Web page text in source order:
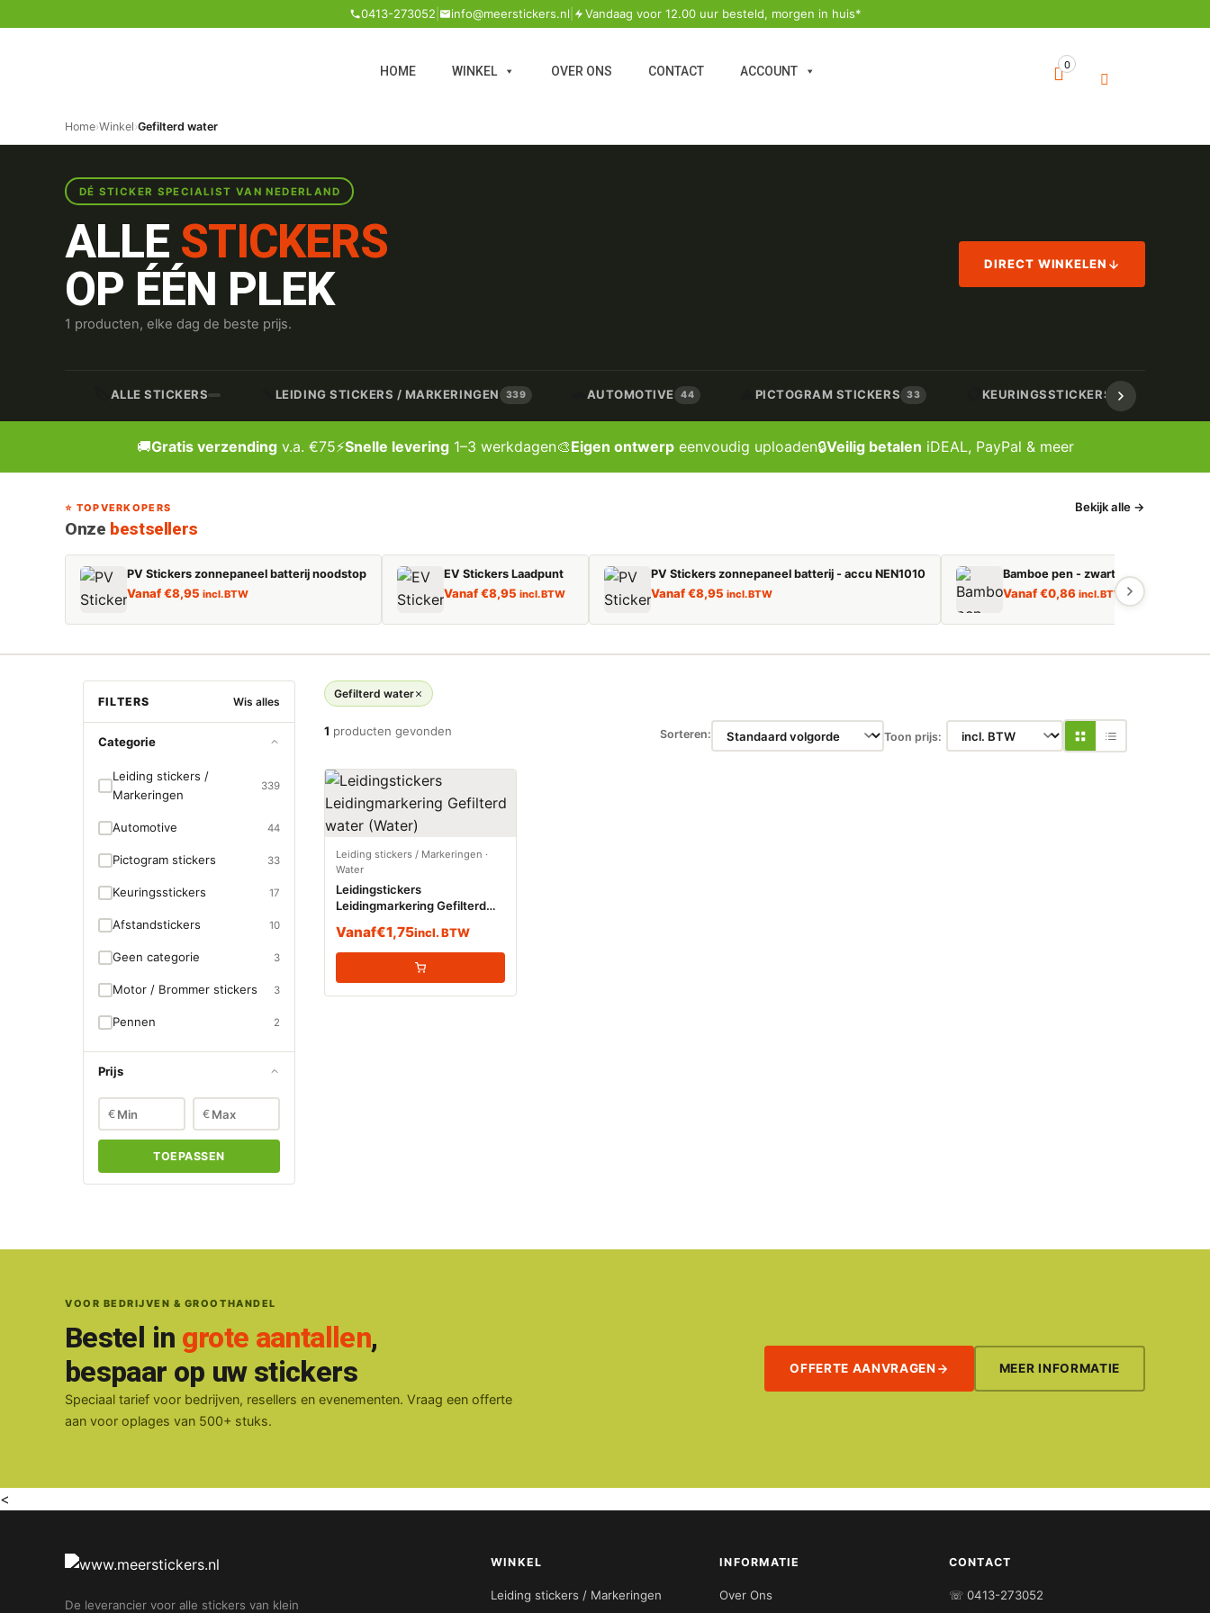
0413-273052 info@meerstickers.nl Vandaag voor 12.00 uur besteld, morgen in huis*
HOME WINKEL OVER ONS CONTACT ACCOUNT 0
Home›Winkel›Gefilterd water
DÉ STICKER SPECIALIST VAN NEDERLAND
ALLE STICKERS
OP ÉÉN PLEK
1 producten, elke dag de beste prijs.
DIRECT WINKELEN
ALLE STICKERS LEIDING STICKERS / MARKERINGEN 339 AUTOMOTIVE 44 PICTOGRAM STICKERS 33 KEURINGSSTICKERS 17
🚚Gratis verzendingv.a. €75⚡Snelle levering1–3 werkdagen🎨Eigen ontwerpeenvoudig uploaden🔒Veilig betalen iDEAL, PayPal & meer
⭐ TOPVERKOPERS
Onze bestsellers
Bekijk alle →
PV Stickers zonnepaneel batterij noodstop
Vanaf€8,95 incl. BTW
EV Stickers Laadpunt
Vanaf€8,95 incl. BTW
PV Stickers zonnepaneel batterij - accu NEN1010
Vanaf€8,95 incl. BTW
Bamboe pen - zwart schrijvend
Vanaf€0,86 incl. BTW
FILTERS Wis alles
Categorie
Leiding stickers /
Markeringen
339
Automotive 44
Pictogram stickers 33
Keuringsstickers 17
Afstandstickers 10
Geen categorie 3
Motor / Brommer stickers 3
Pennen 2
Prijs
€ €
TOEPASSEN
Gefilterd water
1 producten gevonden Sorteren: Toon prijs:
Leiding stickers / Markeringen ·
Water
Leidingstickers
Leidingmarkering Gefilterd
Vanaf€1,75incl. BTW
VOOR BEDRIJVEN & GROOTHANDEL
Bestel in grote aantallen,
bespaar op uw stickers
Speciaal tarief voor bedrijven, resellers en evenementen. Vraag een offerte
aan voor oplages van 500+ stuks.
OFFERTE AANVRAGEN MEER INFORMATIE
<
De leverancier voor alle stickers van klein
WINKEL
Leiding stickers / Markeringen
INFORMATIE
Over Ons
CONTACT
☏ 0413-273052